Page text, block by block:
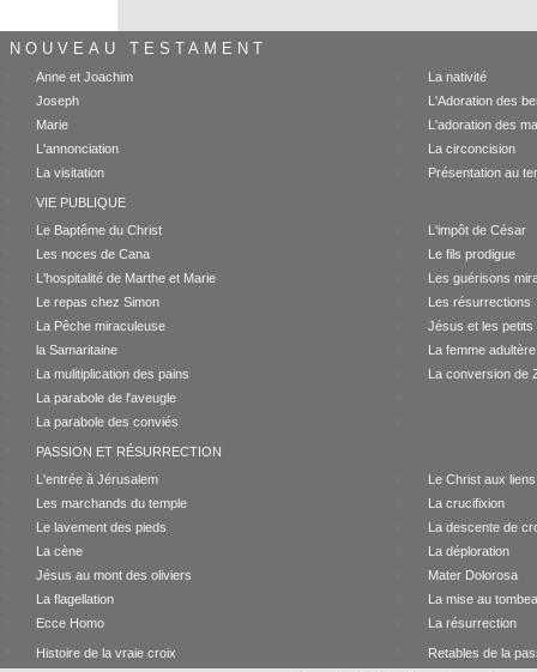
NOUVEAU TESTAMENT
Anne et Joachim
Joseph
Marie
L'annonciation
La visitation
La nativité
L'Adoration des
L'adoration des
La circoncision
Présentation au
VIE PUBLIQUE
Le Baptême du Christ
Les noces de Cana
L'hospitalité de Marthe et Marie
Le repas chez Simon
La Pêche miraculeuse
la Samaritaine
La mulitiplication des pains
La parabole de l'aveugle
La parabole des conviés
L'impôt de César
Le fils prodigue
Les guérisons
Les résurrections
Jésus et les petits
La femme adultère
La conversion de
PASSION ET RÉSURRECTION
L'entrée à Jérusalem
Les marchands du temple
Le lavement des pieds
La cène
Jésus au mont des oliviers
La flagellation
Ecce Homo
Le Christ aux liens
La crucifixion
La descente de
La déploration
Mater Dolorosa
La mise au
La résurrection
Histoire de la vraie croix Retables de la